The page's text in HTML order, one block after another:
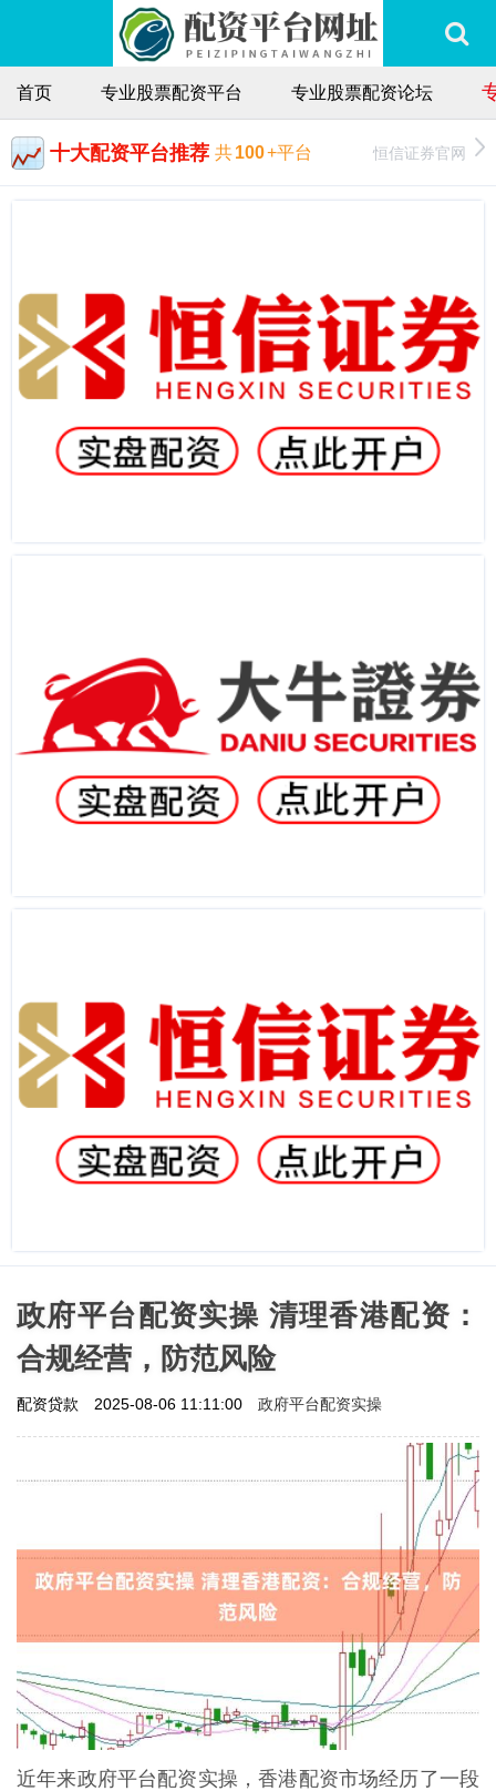
首页 专业股票配资平台 专业股票配资论坛
十大配资平台推荐 共100+平台 恒信证券官网
政府平台配资实操 清理香港配资：
合规经营，防范风险
配资贷款 2025-08-06 11:11:00 政府平台配资实操
近年来政府平台配资实操，香港配资市场经历了一段